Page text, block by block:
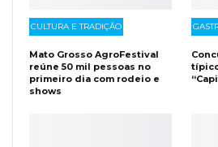
CULTURA E TRADIÇÃO
Mato Grosso AgroFestival
reúne 50 mil pessoas no
primeiro dia com rodeio e
shows